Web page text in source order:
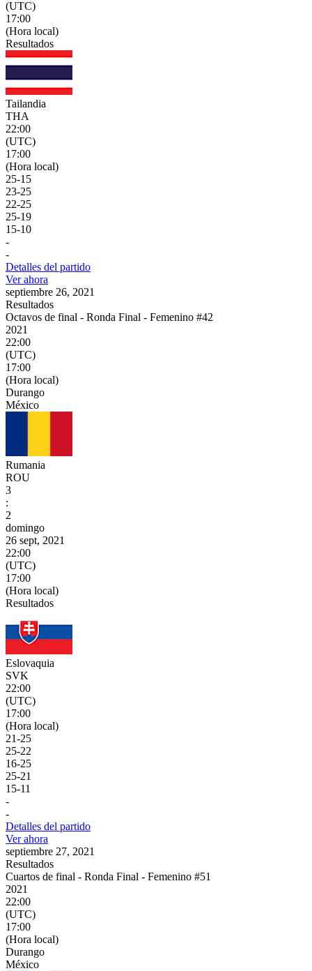
(UTC)
17:00
(Hora local)
Resultados
Tailandia
THA
22:00
(UTC)
17:00
(Hora local)
25-15
23-25
22-25
25-19
15-10
-
-
Detalles del partido
Ver ahora
septiembre 26, 2021
Resultados
Octavos de final - Ronda Final - Femenino #42
2021
22:00
(UTC)
17:00
(Hora local)
Durango
México
Rumania
ROU
3
:
2
domingo
26 sept, 2021
22:00
(UTC)
17:00
(Hora local)
Resultados
Eslovaquia
SVK
22:00
(UTC)
17:00
(Hora local)
21-25
25-22
16-25
25-21
15-11
-
-
Detalles del partido
Ver ahora
septiembre 27, 2021
Resultados
Cuartos de final - Ronda Final - Femenino #51
2021
22:00
(UTC)
17:00
(Hora local)
Durango
México